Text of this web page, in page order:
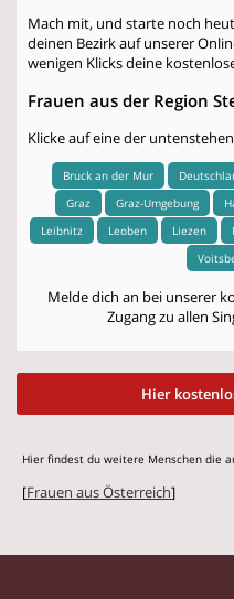
Mach mit, und starte noch
deinen Bezirk auf unserer
wenigen Klicks deine
Frauen aus der Region
Klicke auf eine der
Bruck an der Mur
Graz
Graz-Umgebung
Leibnitz
Leoben Liezen
Melde dich an bei unserer
Zugang zu allen
Hier
Hier findest du weitere Menschen die
[Frauen aus Österreich]